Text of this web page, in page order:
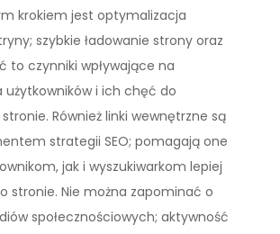
krokiem jest optymalizacja
szybkie ładowanie strony oraz
to czynniki wpływające na
użytkowników i ich chęć do
Również linki wewnętrzne są
strategii SEO; pomagają one
jak i wyszukiwarkom lepiej
stronie. Nie można zapominać o
społecznościowych; aktywność